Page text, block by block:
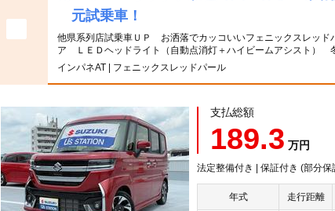
元試乗車！
他県系列店試乗車ＵＰ お洒落でカッコいいフェニックスレッ
ア ＬＥＤヘッドライト（自動点消灯＋ハイビームアシスト）
インパネAT | フェニックスレッドパール
支払総額
189.3 万円
法定整備付き | 保証付き (部分
年式 走行距離